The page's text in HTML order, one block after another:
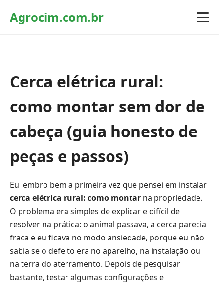
Agrocim.com.br
Cerca elétrica rural:
como montar sem dor de
cabeça (guia honesto de
peças e passos)
Eu lembro bem a primeira vez que pensei em instalar
cerca elétrica rural: como montar na propriedade.
O problema era simples de explicar e difícil de
resolver na prática: o animal passava, a cerca parecia
fraca e eu ficava no modo ansiedade, porque eu não
sabia se o defeito era no aparelho, na instalação ou
na terra do aterramento. Depois de pesquisar
bastante, testar algumas configurações e